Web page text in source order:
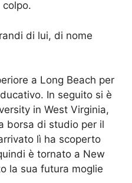
di lui, di nome
a Long Beach per
In seguito si è
in West Virginia,
borsa di studio per il
lì ha scoperto
è tornato a New
la sua futura moglie